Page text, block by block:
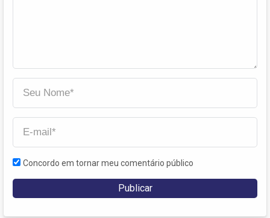
Concordo em tornar meu comentário público